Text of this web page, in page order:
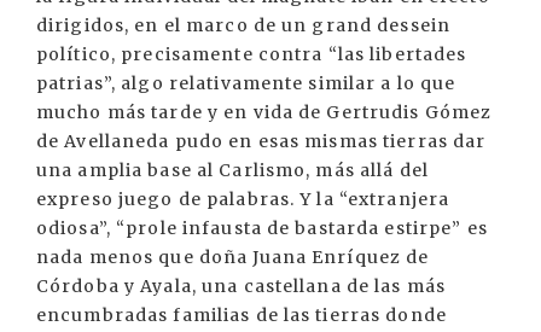
dirigidos, en el marco de un grand dessein
político, precisamente contra “las libertades
patrias”, algo relativamente similar a lo que
mucho más tarde y en vida de Gertrudis Gómez
de Avellaneda pudo en esas mismas tierras dar
una amplia base al Carlismo, más allá del
expreso juego de palabras. Y la “extranjera
odiosa”, “prole infausta de bastarda estirpe” es
nada menos que doña Juana Enríquez de
Córdoba y Ayala, una castellana de las más
encumbradas familias de las tierras donde